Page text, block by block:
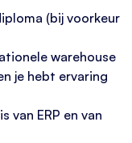
(bij voorkeur
warehouse
je hebt ervaring
van ERP en van